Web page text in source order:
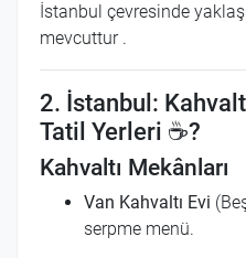
İstanbul çevresinde
mevcuttur.
2. İstanbul:
Tatil Yerleri ☕?
Kahvaltı Mekânları
Van Kahvaltı Evi
serpme menü.